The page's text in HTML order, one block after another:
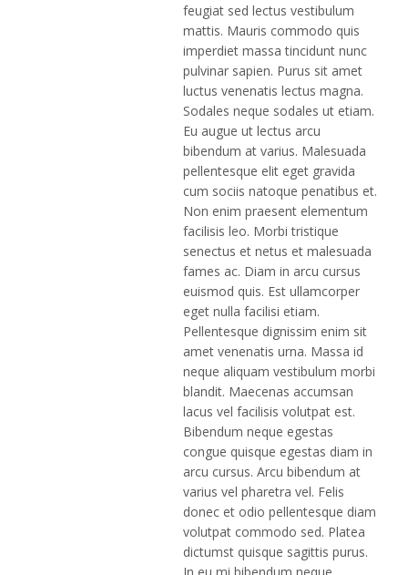
feugiat sed lectus vestibulum
mattis. Mauris commodo quis
imperdiet massa tincidunt nunc
pulvinar sapien. Purus sit amet
luctus venenatis lectus magna.
Sodales neque sodales ut etiam.
Eu augue ut lectus arcu
bibendum at varius. Malesuada
pellentesque elit eget gravida
cum sociis natoque penatibus et.
Non enim praesent elementum
facilisis leo. Morbi tristique
senectus et netus et malesuada
fames ac. Diam in arcu cursus
euismod quis. Est ullamcorper
eget nulla facilisi etiam.
Pellentesque dignissim enim sit
amet venenatis urna. Massa id
neque aliquam vestibulum morbi
blandit. Maecenas accumsan
lacus vel facilisis volutpat est.
Bibendum neque egestas
congue quisque egestas diam in
arcu cursus. Arcu bibendum at
varius vel pharetra vel. Felis
donec et odio pellentesque diam
volutpat commodo sed. Platea
dictumst quisque sagittis purus.
In eu mi bibendum neque